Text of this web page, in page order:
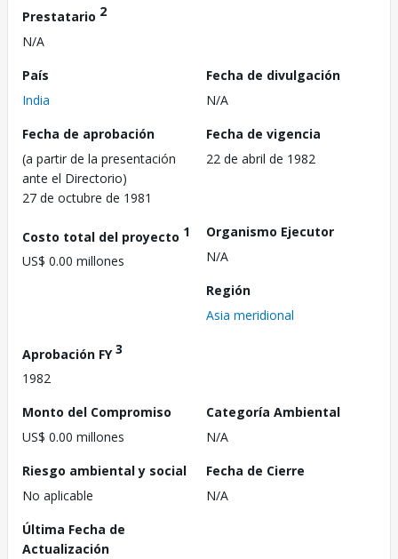
Prestatario 2
N/A
País
India
Fecha de divulgación
N/A
Fecha de aprobación
(a partir de la presentación
ante el Directorio)
27 de octubre de 1981
Fecha de vigencia
22 de abril de 1982
Costo total del proyecto 1
US$ 0.00 millones
Organismo Ejecutor
N/A
Región
Asia meridional
Aprobación FY3
1982
Monto del Compromiso
US$ 0.00 millones
Categoría Ambiental
N/A
Riesgo ambiental y social
No aplicable
Fecha de Cierre
N/A
Última Fecha de
Actualización